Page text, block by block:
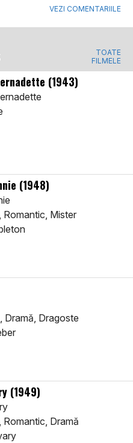
VEZI COMENTARIILE
TOATE
FILMELE
(1943)
(1948)
Romantic, Mister
Dramă, Dragoste
(1949)
Dramă